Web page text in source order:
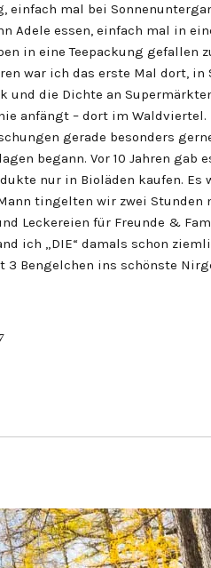
einfach mal bei
Adele essen, einfach mal in
in eine Teepackung gefallen
war ich das erste Mal dort,
und die Dichte an
anfängt – dort im Waldviertel.
gerade besonders
begann. Vor 10 Jahren gab
nur in Bioläden kaufen. Es
tingelten wir zwei Stunden
Leckereien für Freunde &
ich „DIE“ damals schon
3 Bengelchen ins schönste